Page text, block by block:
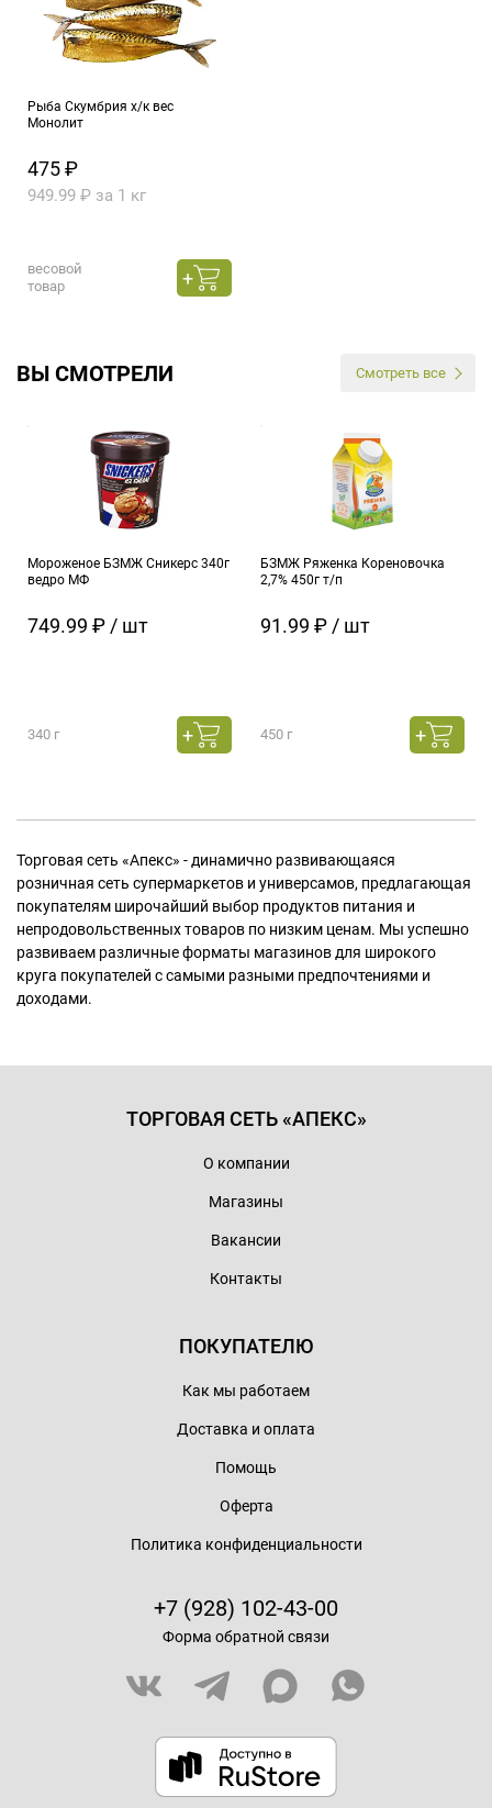
Рыба Скумбрия х/к вес
Монолит
475 ₽
949.99 ₽ за 1 кг
весовой
товар
ВЫ СМОТРЕЛИ Смотреть все
Мороженое БЗМЖ Сникерс 340г
ведро МФ
749.99 ₽ / шт
340 г
БЗМЖ Ряженка Кореновочка
2,7% 450г т/п
91.99 ₽ / шт
450 г
Торговая сеть «Апекс» - динамично развивающаяся
розничная сеть супермаркетов и универсамов, предлагающая
покупателям широчайший выбор продуктов питания и
непродовольственных товаров по низким ценам. Мы успешно
развиваем различные форматы магазинов для широкого
круга покупателей с самыми разными предпочтениями и
доходами.
ТОРГОВАЯ СЕТЬ «АПЕКС»
О компании
Магазины
Вакансии
Контакты
ПОКУПАТЕЛЮ
Как мы работаем
Доставка и оплата
Помощь
Оферта
Политика конфиденциальности
+7 (928) 102-43-00
Форма обратной связи